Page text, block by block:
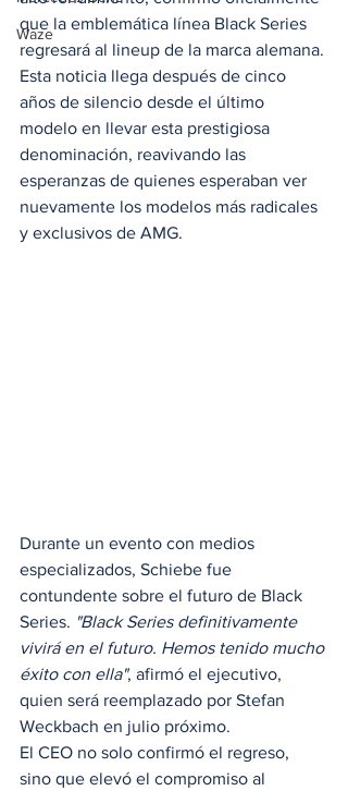
Waze
que la emblemática línea Black Series
regresará al lineup de la marca alemana.
Esta noticia llega después de cinco
años de silencio desde el último
modelo en llevar esta prestigiosa
denominación, reavivando las
esperanzas de quienes esperaban ver
nuevamente los modelos más radicales
y exclusivos de AMG.
Durante un evento con medios
especializados, Schiebe fue
contundente sobre el futuro de Black
Series. "Black Series definitivamente
vivirá en el futuro. Hemos tenido mucho
éxito con ella", afirmó el ejecutivo,
quien será reemplazado por Stefan
Weckbach en julio próximo.
El CEO no solo confirmó el regreso,
sino que elevó el compromiso al